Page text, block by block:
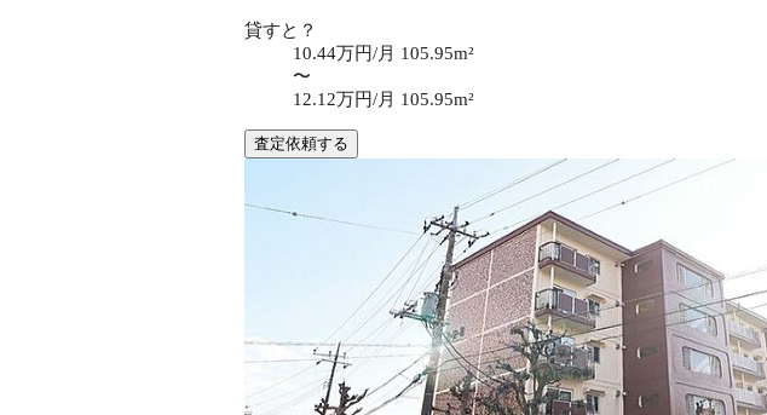
貸すと？
10.44万円/月 105.95m²
〜
12.12万円/月 105.95m²
査定依頼する